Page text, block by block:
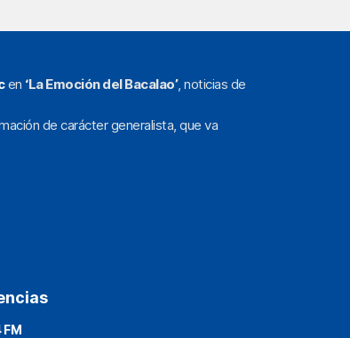
en ‘La Emoción del Bacalao’, noticias de
de carácter generalista, que va
FM